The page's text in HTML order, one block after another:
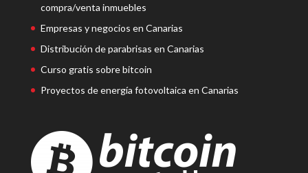
compra/venta inmuebles
Empresas y negocios en Canarias
Distribución de parabrisas en Canarias
Curso gratis sobre bitcoin
Proyectos de energía fotovoltaica en Canarias